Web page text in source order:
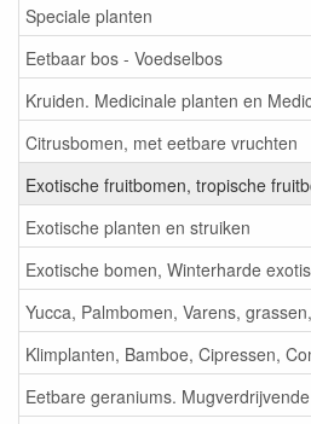
Speciale planten
Eetbaar bos - Voedselbos
Kruiden. Medicinale planten en
Citrusbomen, met eetbare vruchten
Exotische fruitbomen, tropische
Exotische planten en struiken
Exotische bomen, Winterharde
Yucca, Palmbomen, Varens,
Klimplanten, Bamboe, Cipressen,
Eetbare geraniums.